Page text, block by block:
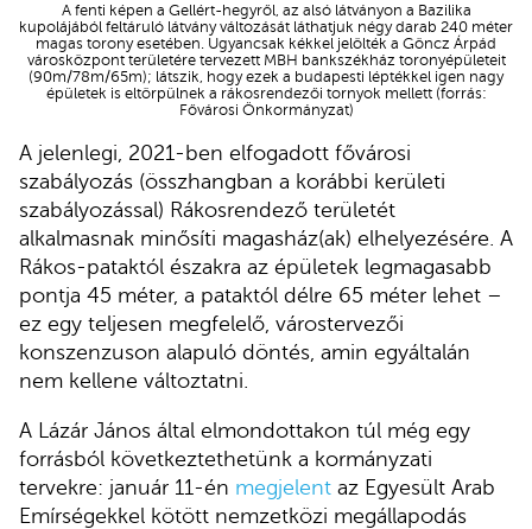
A fenti képen a Gellért-hegyről, az alsó látványon a Bazilika
kupolájából feltáruló látvány változását láthatjuk négy darab 240 méter
magas torony esetében. Ugyancsak kékkel jelölték a Göncz Árpád
városközpont területére tervezett MBH bankszékház toronyépületeit
(90m/78m/65m); látszik, hogy ezek a budapesti léptékkel igen nagy
épületek is eltörpülnek a rákosrendezői tornyok mellett (forrás:
Fővárosi Önkormányzat)
A jelenlegi, 2021-ben elfogadott fővárosi
szabályozás (összhangban a korábbi kerületi
szabályozással) Rákosrendező területét
alkalmasnak minősíti magasház(ak) elhelyezésére. A
Rákos-pataktól északra az épületek legmagasabb
pontja 45 méter, a pataktól délre 65 méter lehet –
ez egy teljesen megfelelő, várostervezői
konszenzuson alapuló döntés, amin egyáltalán
nem kellene változtatni.
A Lázár János által elmondottakon túl még egy
forrásból következtethetünk a kormányzati
tervekre: január 11-én megjelent az Egyesült Arab
Emírségekkel kötött nemzetközi megállapodás